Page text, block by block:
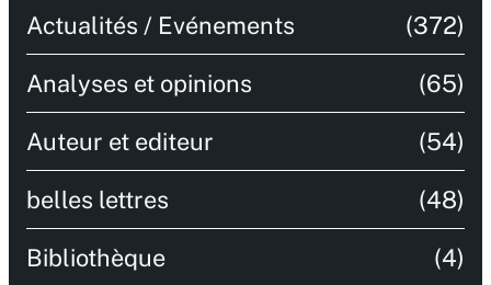
Actualités / Evénements (372)
Analyses et opinions (65)
Auteur et editeur (54)
belles lettres (48)
Bibliothèque (4)